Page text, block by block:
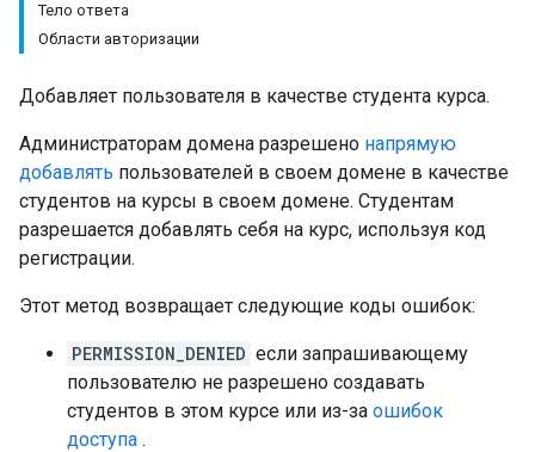
Тело ответа
Области авторизации
Добавляет пользователя в качестве студента курса.
Администраторам домена разрешено напрямую
добавлять пользователей в своем домене в качестве
студентов на курсы в своем домене. Студентам
разрешается добавлять себя на курс, используя код
регистрации.
Этот метод возвращает следующие коды ошибок:
PERMISSION_DENIED если запрашивающему
пользователю не разрешено создавать
студентов в этом курсе или из-за ошибок
доступа .